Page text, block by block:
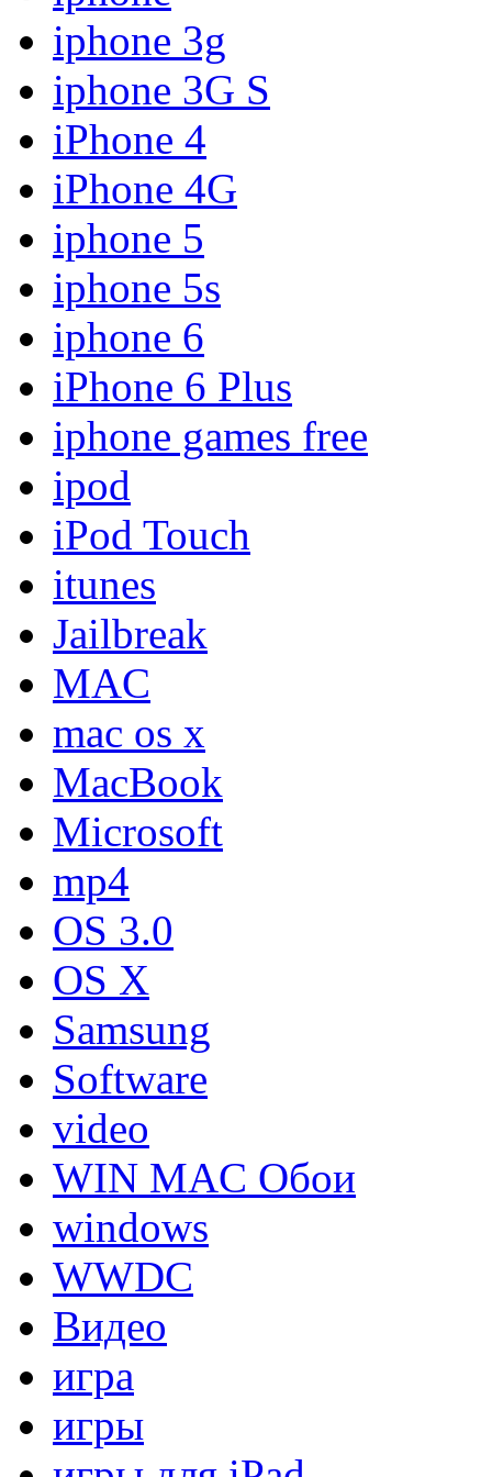
iphone 3g
iphone 3G S
iPhone 4
iPhone 4G
iphone 5
iphone 5s
iphone 6
iPhone 6 Plus
iphone games free
ipod
iPod Touch
itunes
Jailbreak
MAC
mac os x
MacBook
Microsoft
mp4
OS 3.0
OS X
Samsung
Software
video
WIN MAC Обои
windows
WWDC
Видео
игра
игры